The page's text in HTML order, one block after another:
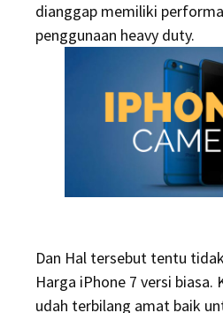
dianggap memiliki
penggunaan heavy duty.
Dan Hal tersebut tentu
Harga iPhone 7 versi biasa.
udah terbilang amat baik